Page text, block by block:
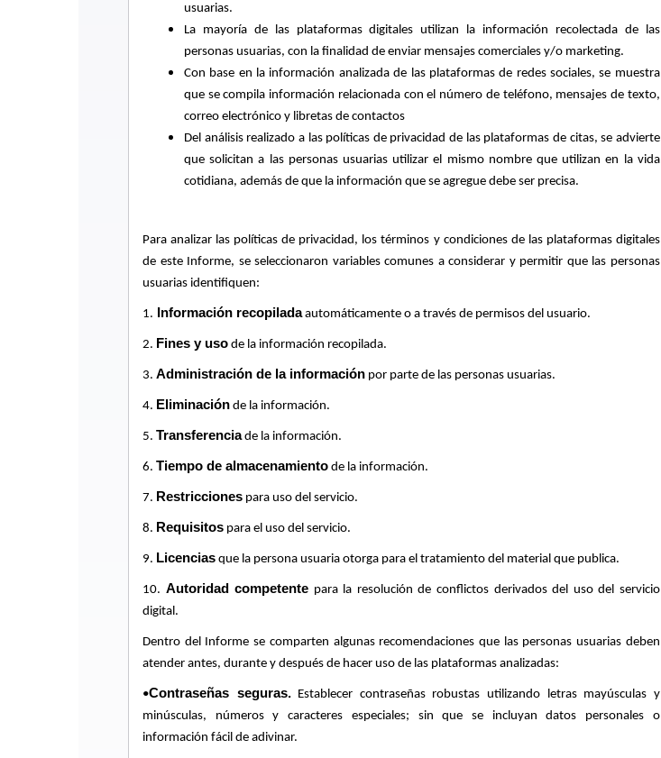
usuarias.
La mayoría de las plataformas digitales utilizan la información recolectada de las
personas usuarias, con la finalidad de enviar mensajes comerciales y/o marketing.
Con base en la información analizada de las plataformas de redes sociales, se muestra
que se compila información relacionada con el número de teléfono, mensajes de texto,
correo electrónico y libretas de contactos
Del análisis realizado a las políticas de privacidad de las plataformas de citas, se advierte
que solicitan a las personas usuarias utilizar el mismo nombre que utilizan en la vida
cotidiana, además de que la información que se agregue debe ser precisa.
Para analizar las políticas de privacidad, los términos y condiciones de las plataformas digitales
de este Informe, se seleccionaron variables comunes a considerar y permitir que las personas
usuarias identifiquen:
1. Información recopiladaautomáticamente o a través de permisos del usuario.
2. Fines y uso de la información recopilada.
3. Administración de la información por parte de las personas usuarias.
4. Eliminación de la información.
5. Transferenciade la información.
6. Tiempo de almacenamiento de la información.
7. Restricciones para uso del servicio.
8. Requisitos para el uso del servicio.
9. Licencias que la persona usuaria otorga para el tratamiento del material que publica.
10. Autoridad competente para la resolución de conflictos derivados del uso del servicio
digital.
Dentro del Informe se comparten algunas recomendaciones que las personas usuarias deben
atender antes, durante y después de hacer uso de las plataformas analizadas:
•Contraseñas seguras.Establecer contraseñas robustas utilizando letras mayúsculas y
minúsculas, números y caracteres especiales; sin que se incluyan datos personales o
información fácil de adivinar.